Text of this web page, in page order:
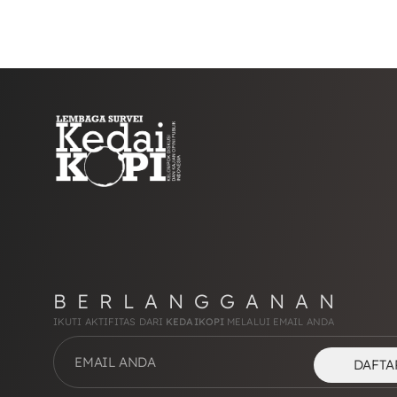
BERLANGGANAN
IKUTI AKTIFITAS DARI KEDAIKOPI MELALUI EMAIL ANDA